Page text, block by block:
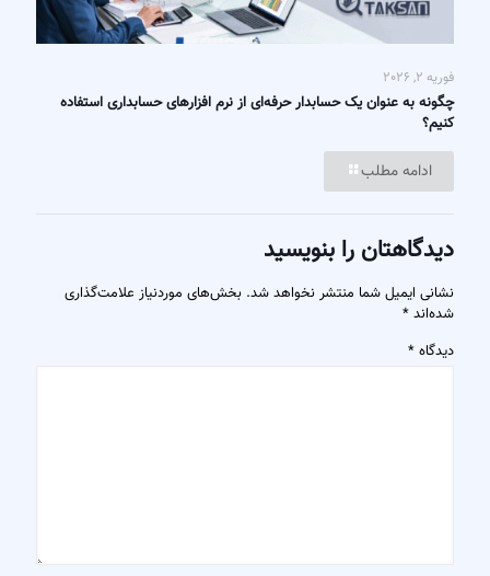
فوریه 2, 2026
چگونه به عنوان یک حسابدار حرفه‌ای از نرم افزارهای حسابداری استفاده
کنیم؟
ادامه مطلب
دیدگاهتان را بنویسید
نشانی ایمیل شما منتشر نخواهد شد. بخش‌های موردنیاز علامت‌گذاری
شده‌اند *
دیدگاه *